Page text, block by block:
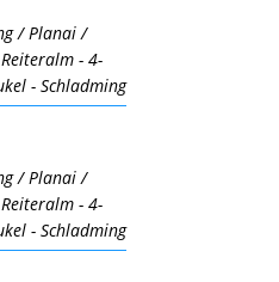
/ Planai /
- 4-
- Schladming
/ Planai /
- 4-
- Schladming